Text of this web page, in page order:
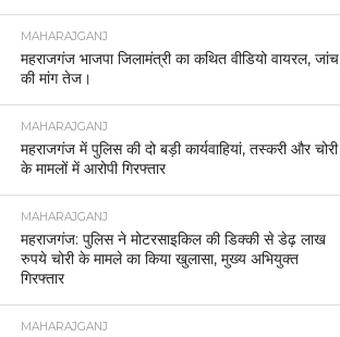
MAHARAJGANJ
महराजगंज भाजपा जिलामंत्री का कथित वीडियो वायरल, जांच
की मांग तेज।
MAHARAJGANJ
महराजगंज में पुलिस की दो बड़ी कार्यवाहियां, तस्करी और चोरी
के मामलों में आरोपी गिरफ्तार
MAHARAJGANJ
महराजगंज: पुलिस ने मोटरसाइकिल की डिक्की से डेढ़ लाख
रुपये चोरी के मामले का किया खुलासा, मुख्य अभियुक्त
गिरफ्तार
MAHARAJGANJ